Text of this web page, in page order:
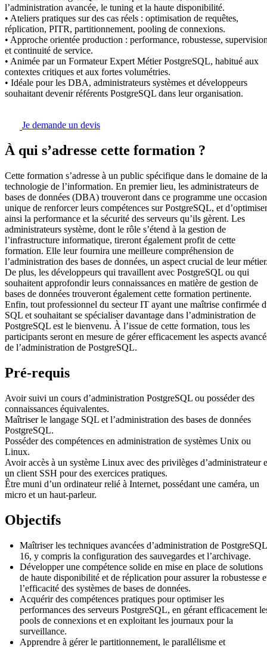
l’administration avancée, le tuning et la haute disponibilité.
• Ateliers pratiques sur des cas réels : optimisation de requêtes,
réplication, PITR, partitionnement, pooling de connexions.
• Approche orientée production : performance, robustesse,
et continuité de service.
• Animée par un Formateur Expert Métier PostgreSQL, habitué aux
contextes critiques et aux fortes volumétries.
• Idéale pour les DBA, administrateurs systèmes et développeurs
souhaitant devenir référents PostgreSQL dans leur organisation.
Je demande un devis
À qui s’adresse cette formation ?
Cette formation s’adresse à un public spécifique dans le domaine de la
technologie de l’information. En premier lieu, les administrateurs de
bases de données (DBA) trouveront dans ce programme une occasion
unique de renforcer leurs compétences sur PostgreSQL, et d’optimiser
ainsi la performance et la sécurité des serveurs qu’ils gèrent. Les
administrateurs système, dont le rôle s’étend à la gestion de
l’infrastructure informatique, tireront également profit de cette
formation. Elle leur fournira une meilleure compréhension de
l’administration des bases de données, un aspect crucial de leur
De plus, les développeurs qui travaillent avec PostgreSQL ou qui
souhaitent approfondir leurs connaissances en matière de gestion de
bases de données trouveront également cette formation pertinente.
Enfin, tout professionnel du secteur IT ayant une maîtrise confirmée
SQL et souhaitant se spécialiser davantage dans l’administration de
PostgreSQL est le bienvenu. À l’issue de cette formation, tous les
participants seront en mesure de gérer efficacement les aspects
de l’administration de PostgreSQL.
Pré-requis
Avoir suivi un cours d’administration PostgreSQL ou posséder des
connaissances équivalentes.
Maîtriser le langage SQL et l’administration des bases de données
PostgreSQL.
Posséder des compétences en administration de systèmes Unix ou
Linux.
Avoir accès à un système Linux avec des privilèges d’administrateur
un client SSH pour des exercices pratiques.
Être muni d’un ordinateur relié à Internet, possédant une caméra, un
micro et un haut-parleur.
Objectifs
Maîtriser les techniques avancées d’administration de PostgreSQL
16, y compris la configuration des sauvegardes et l’archivage.
Développer une compétence solide en mise en place de solutions
de haute disponibilité et de réplication pour assurer la robustesse
l’efficacité des systèmes de bases de données.
Acquérir des compétences pratiques pour optimiser les
performances des serveurs PostgreSQL, en gérant efficacement
pools de connexions et en exploitant les journaux pour la
surveillance.
Apprendre à gérer le partitionnement, le parallélisme et